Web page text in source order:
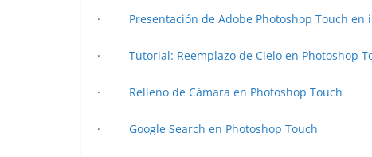
· Presentación de Adobe Photoshop Touch en
· Tutorial: Reemplazo de Cielo en Photoshop
· Relleno de Cámara en Photoshop Touch
· Google Search en Photoshop Touch